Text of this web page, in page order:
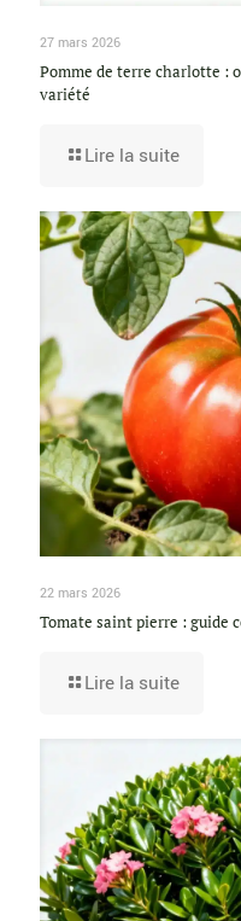
27 mars 2026
Pomme de terre charlotte :
variété
Lire la suite
22 mars 2026
Tomate saint pierre : guide
Lire la suite